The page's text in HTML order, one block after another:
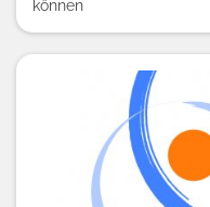
können